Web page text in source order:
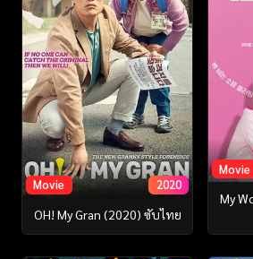
Movie 2020
OH! My Gran (2020) ซับไทย
Movie
My